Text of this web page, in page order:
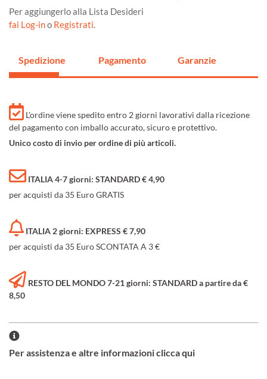
Per aggiungerlo alla Lista Desideri
fai Log-ino Registrati.
Spedizione Pagamento Garanzie
L'ordine viene spedito entro 2 giorni lavorativi dalla ricezione
del pagamento con imballo accurato, sicuro e protettivo.
Unico costo di invio per ordine di più articoli.
ITALIA 4-7 giorni: STANDARD € 4,90
per acquisti da 35 Euro GRATIS
ITALIA 2 giorni: EXPRESS € 7,90
per acquisti da 35 Euro SCONTATA A 3 €
RESTO DEL MONDO 7-21 giorni: STANDARD a partire da €
8,50
Per assistenza e altre informazioni clicca qui